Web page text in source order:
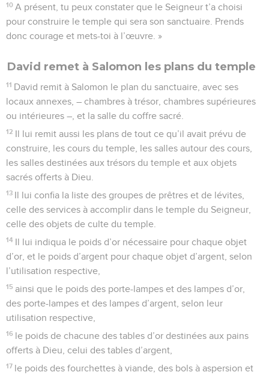
10 A présent, tu peux constater que le Seigneur t’a choisi
pour construire le temple qui sera son sanctuaire. Prends
donc courage et mets-toi à l’œuvre. »
David remet à Salomon les plans du temple
11 David remit à Salomon le plan du sanctuaire, avec ses
locaux annexes, – chambres à trésor, chambres supérieures
ou intérieures –, et la salle du coffre sacré.
12 Il lui remit aussi les plans de tout ce qu’il avait prévu de
construire, les cours du temple, les salles autour des cours,
les salles destinées aux trésors du temple et aux objets
sacrés offerts à Dieu.
13 Il lui confia la liste des groupes de prêtres et de lévites,
celle des services à accomplir dans le temple du Seigneur,
celle des objets de culte du temple.
14 Il lui indiqua le poids d’or nécessaire pour chaque objet
d’or, et le poids d’argent pour chaque objet d’argent, selon
l’utilisation respective,
15 ainsi que le poids des porte-lampes et des lampes d’or,
des porte-lampes et des lampes d’argent, selon leur
utilisation respective,
16 le poids de chacune des tables d’or destinées aux pains
offerts à Dieu, celui des tables d’argent,
17 le poids des fourchettes à viande, des bols à aspersion et